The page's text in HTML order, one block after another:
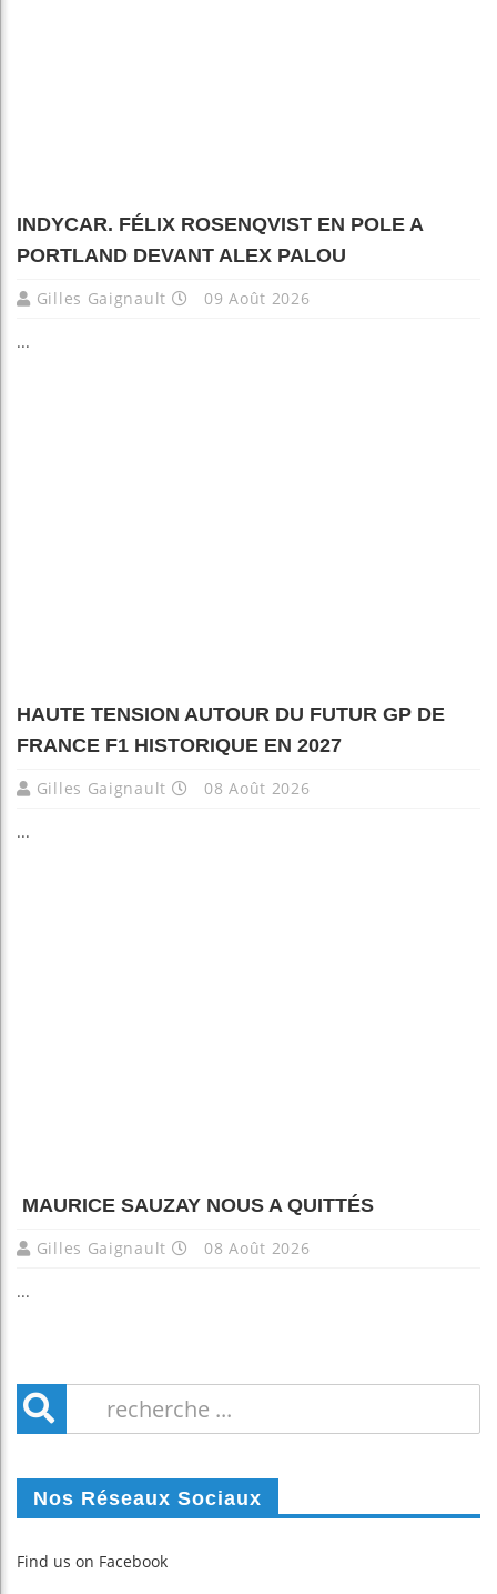
INDYCAR. FÉLIX ROSENQVIST EN POLE A
PORTLAND DEVANT ALEX PALOU
Gilles Gaignault 09 Août 2026
...
HAUTE TENSION AUTOUR DU FUTUR GP DE
FRANCE F1 HISTORIQUE EN 2027
Gilles Gaignault 08 Août 2026
...
MAURICE SAUZAY NOUS A QUITTÉS
Gilles Gaignault 08 Août 2026
...
Nos Réseaux Sociaux
Find us on Facebook